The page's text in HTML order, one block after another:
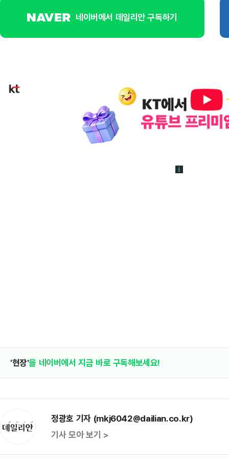
네이버에서 데일리안 구독하기
'현장'을 네이버에서 지금 바로 구독해보세요!
정광호 기자 (mkj6042@dailian.co.kr)
기사 모아 보기 >